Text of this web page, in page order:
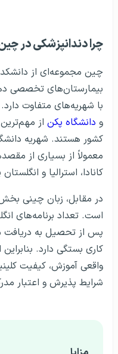
چرا دندانپزشکی در
چین مجموعه‌ای از
بیمارستان‌های تخصصی
با شهریه‌های متفاوت دارد.
و دانشگاه پکن از
کشور هستند. شهریه
معمولاً از بسیاری از
کانادا، استرالیا و
در مقابل، زبان چینی
است. تعداد برنامه‌های
پس از تحصیل به دریافت
کاری بستگی دارد.
واقعی آموزش، کیفیت
شرایط پذیرش و اعتبار